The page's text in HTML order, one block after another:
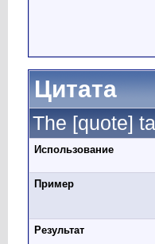
Цитата
The [quote]
Использование
Пример
Результат